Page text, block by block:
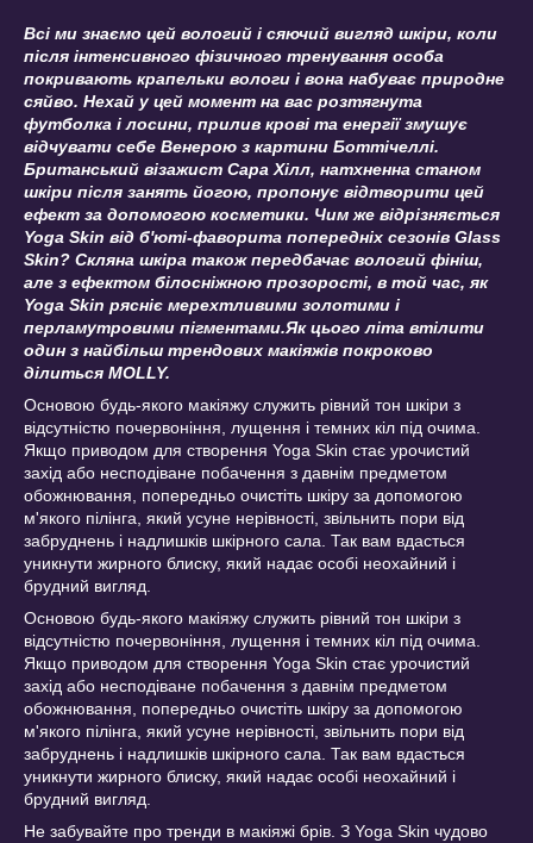
Всі ми знаємо цей вологий і сяючий вигляд шкіри, коли
після інтенсивного фізичного тренування особа
покривають крапельки вологи і вона набуває природне
сяйво. Нехай у цей момент на вас розтягнута
футболка і лосини, прилив крові та енергії змушує
відчувати себе Венерою з картини Боттічеллі.
Британський візажист Сара Хілл, натхненна станом
шкіри після занять йогою, пропонує відтворити цей
ефект за допомогою косметики. Чим же відрізняється
Yoga Skin від б'юті-фаворита попередніх сезонів Glass
Skin? Скляна шкіра також передбачає вологий фініш,
але з ефектом білосніжною прозорості, в той час, як
Yoga Skin рясніє мерехтливими золотими і
перламутровими пігментами.Як цього літа втілити
один з найбільш трендових макіяжів покроково
ділиться MOLLY.
Основою будь-якого макіяжу служить рівний тон шкіри з
відсутністю почервоніння, лущення і темних кіл під очима.
Якщо приводом для створення Yoga Skin стає урочистий
захід або несподіване побачення з давнім предметом
обожнювання, попередньо очистіть шкіру за допомогою
м'якого пілінга, який усуне нерівності, звільнить пори від
забруднень і надлишків шкірного сала. Так вам вдасться
уникнути жирного блиску, який надає особі неохайний і
брудний вигляд.
Основою будь-якого макіяжу служить рівний тон шкіри з
відсутністю почервоніння, лущення і темних кіл під очима.
Якщо приводом для створення Yoga Skin стає урочистий
захід або несподіване побачення з давнім предметом
обожнювання, попередньо очистіть шкіру за допомогою
м'якого пілінга, який усуне нерівності, звільнить пори від
забруднень і надлишків шкірного сала. Так вам вдасться
уникнути жирного блиску, який надає особі неохайний і
брудний вигляд.
Не забувайте про тренди в макіяжі брів. З Yoga Skin чудово